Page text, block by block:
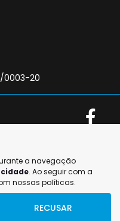
0003-20
enxergar
vidas.
a navegação
. Ao seguir com a
nossas políticas.
RECUSAR